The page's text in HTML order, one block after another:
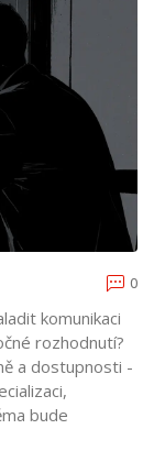
0
komunikaci
rozhodnutí?
a dostupnosti -
bude